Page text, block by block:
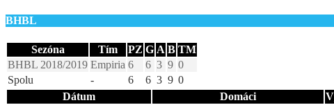
BHBL
Sezóna Tím PZ G A B TM
BHBL 2018/2019 Empiria 6 6 3 9 0
Spolu
- 6 6 3 9 0
Dátum
Domáci